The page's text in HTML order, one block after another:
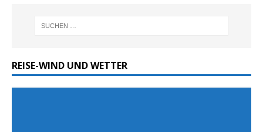
REISE-WIND UND WETTER